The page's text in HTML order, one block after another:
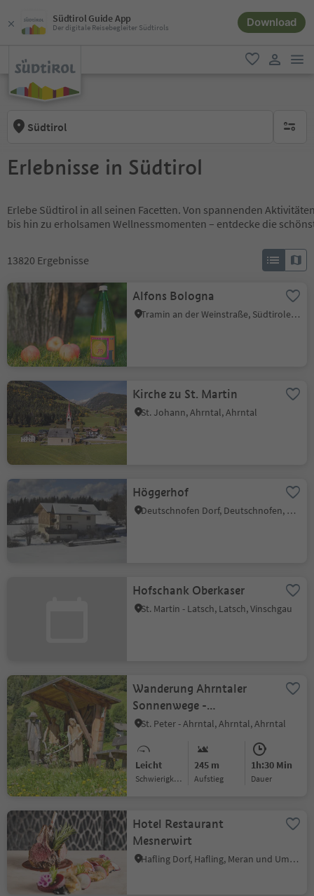
Südtirol Guide App
Der digitale Reisebegleiter Südtirols Download
favorit
Südtirol keine
Erlebnisse in Südtirol
Erlebe Südtirol in all seinen Facetten. Von spannenden
bis hin zu erholsamen Wellnessmomenten – entdecke die
13820 Ergebnisse
Alfons Bologna
Tramin an der Weinstraße, Südtiroler Weinstraße
Kirche zu St. Martin
St. Johann, Ahrntal, Ahrntal
Höggerhof
Deutschnofen Dorf, Deutschnofen, Dolomitenregion Eggental
Hofschank Oberkaser
St. Martin - Latsch, Latsch, Vinschgau
Wanderung Ahrntaler
Sonnenwege -
Leonardiweg
St. Peter - Ahrntal, Ahrntal, Ahrntal
Leicht
Schwierigkeitsgrad
245 m
Aufstieg
1h:30 Min
Dauer
Hotel Restaurant
Mesnerwirt
Hafling Dorf, Hafling, Meran und Umgebung